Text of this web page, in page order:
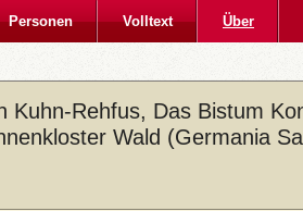
Personen Volltext Über
Kuhn-Rehfus, Das Bistum
Wald (Germania